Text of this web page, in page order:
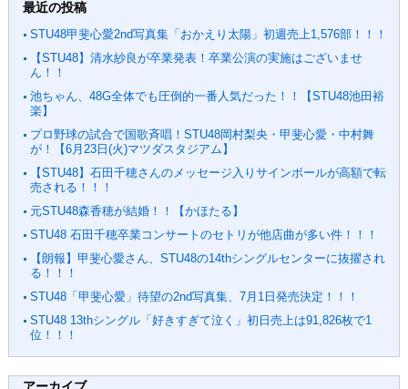
最近の投稿
STU48甲斐心愛2nd写真集「おかえり太陽」初週売上1,576部！！！
【STU48】清水紗良が卒業発表！卒業公演の実施はございませ
ん！！
池ちゃん、48G全体でも圧倒的一番人気だった！！【STU48池田裕
楽】
プロ野球の試合で国歌斉唱！STU48岡村梨央・甲斐心愛・中村舞
が！【6月23日(火)マツダスタジアム】
【STU48】石田千穂さんのメッセージ入りサインボールが高額で転
売される！！！
元STU48森香穂が結婚！！【かほたる】
STU48 石田千穂卒業コンサートのセトリが他店曲が多い件！！！
【朗報】甲斐心愛さん、STU48の14thシングルセンターに抜擢され
る！！！
STU48「甲斐心愛」待望の2nd写真集、7月1日発売決定！！！
STU48 13thシングル「好きすぎて泣く」初日売上は91,826枚で1
位！！！